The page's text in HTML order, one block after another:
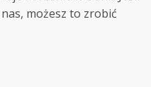
możesz to zrobić